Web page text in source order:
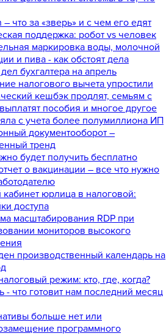
– что за «зверь» и с чем его едят
поддержка: робот vs человек
маркировка воды, молочной
и пива - как обстоят дела
бухгалтера на апрель
налогового вычета упростили
кешбэк продлят, семьям с
пособия и многое другое
с учета более полумиллиона ИП
документооборот –
тренд
будет получить бесплатно
о вакцинации – все что нужно
юрлица в налоговой:
доступа
масштабирования RDP при
мониторов высокого
производственный календарь на
режим: кто, где, когда?
- что готовит нам последний месяц
больше нет или
программного